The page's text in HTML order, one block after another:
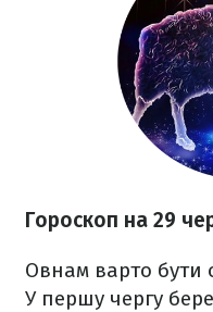
Гороскоп на 29
Овнам варто бути
У першу чергу